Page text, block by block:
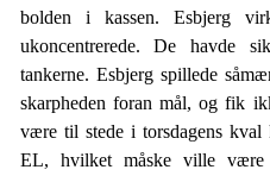
bolden i kassen. Esbjerg
ukoncentrerede. De havde
tankerne. Esbjerg spillede
skarpheden foran mål, og fik
være til stede i torsdagens
EL, hvilket måske ville